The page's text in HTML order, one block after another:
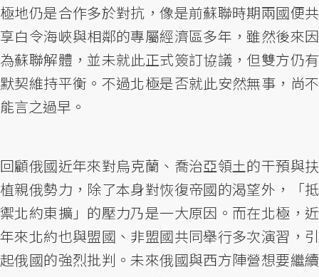
極地仍是合作多於對抗，像是前蘇聯時期兩國便共
享白令海峽與相鄰的專屬經濟區多年，雖然後來因
為蘇聯解體，並未就此正式簽訂協議，但雙方仍有
默契維持平衡。不過北極是否就此安然無事，尚不
能言之過早。
回顧俄國近年來對烏克蘭、喬治亞領土的干預與扶
植親俄勢力，除了本身對恢復帝國的渴望外，「抵
禦北約東擴」的壓力乃是一大原因。而在北極，近
年來北約也與盟國、非盟國共同舉行多次演習，引
起俄國的強烈批判。未來俄國與西方陣營想要繼續